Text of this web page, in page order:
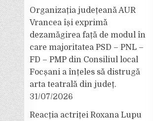
Organizația județeană AUR
Vrancea își exprimă
dezamăgirea față de modul în
care majoritatea PSD – PNL –
FD – PMP din Consiliul local
Focșani a înțeles să distrugă
arta teatrală din județ.
31/07/2026
Reacția actriței Roxana Lupu